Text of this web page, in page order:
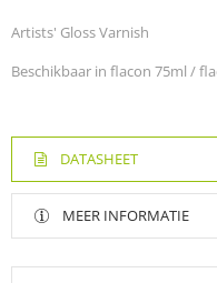
Artists' Gloss Varnish
Beschikbaar in flacon 75ml /
DATASHEET
MEER INFORMATIE